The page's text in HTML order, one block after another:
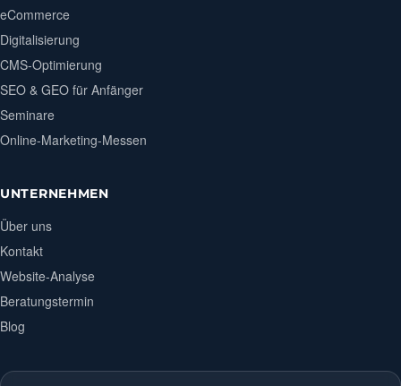
eCommerce
Digitalisierung
CMS-Optimierung
SEO & GEO für Anfänger
Seminare
Online-Marketing-Messen
UNTERNEHMEN
Über uns
Kontakt
Website-Analyse
Beratungstermin
Blog